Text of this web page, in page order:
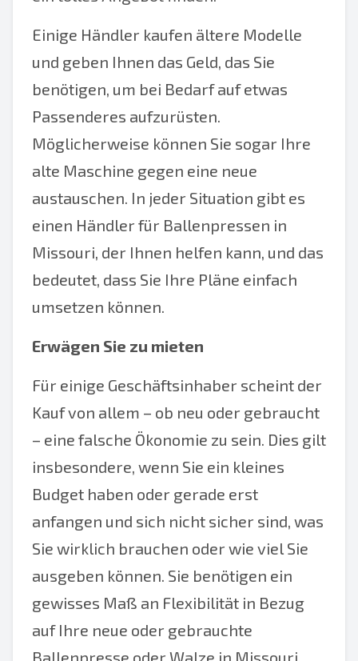
Einige Händler kaufen ältere Modelle
und geben Ihnen das Geld, das Sie
benötigen, um bei Bedarf auf etwas
Passenderes aufzurüsten.
Möglicherweise können Sie sogar Ihre
alte Maschine gegen eine neue
austauschen. In jeder Situation gibt es
einen Händler für Ballenpressen in
Missouri, der Ihnen helfen kann, und das
bedeutet, dass Sie Ihre Pläne einfach
umsetzen können.
Erwägen Sie zu mieten
Für einige Geschäftsinhaber scheint der
Kauf von allem – ob neu oder gebraucht
– eine falsche Ökonomie zu sein. Dies gilt
insbesondere, wenn Sie ein kleines
Budget haben oder gerade erst
anfangen und sich nicht sicher sind, was
Sie wirklich brauchen oder wie viel Sie
ausgeben können. Sie benötigen ein
gewisses Maß an Flexibilität in Bezug
auf Ihre neue oder gebrauchte
Ballenpresse oder Walze in Missouri.